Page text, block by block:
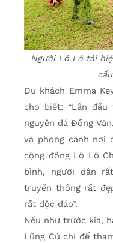
Người Lô Lô tái
Du khách Emma
cho biết: “Lần
nguyên đá Đồng
và phong cảnh nơi
cộng đồng Lô Lô
bình, người dân
truyền thống rất
rất độc đáo”.
Nếu như trước kia,
Lũng Cú chỉ để